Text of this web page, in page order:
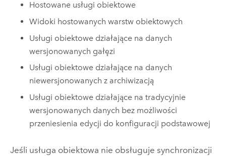
Hostowane usługi obiektowe
Widoki hostowanych warstw obiektowych
Usługi obiektowe działające na danych
wersjonowanych gałęzi
Usługi obiektowe działające na danych
niewersjonowanych z archiwizacją
Usługi obiektowe działające na tradycyjnie
wersjonowanych danych bez możliwości
przeniesienia edycji do konfiguracji podstawowej
Jeśli usługa obiektowa nie obsługuje synchronizacji